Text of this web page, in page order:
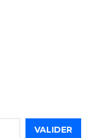
VALIDER